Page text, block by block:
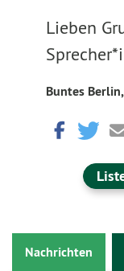
Lieben
Buntes
Nachrichten